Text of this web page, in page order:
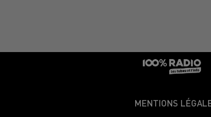
MENTIONS